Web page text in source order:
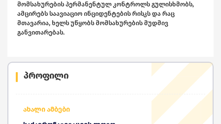
პროფილი
ახალი ამბები
მომსახურების პერმანენტულ კონტროლს გულისხმობს,
ამცირებს საავიაციო ინციდენტების რისკს და რაც
მთავარია, ხელს უწყობს მომსახურების მუდმივ
განვითარებას.